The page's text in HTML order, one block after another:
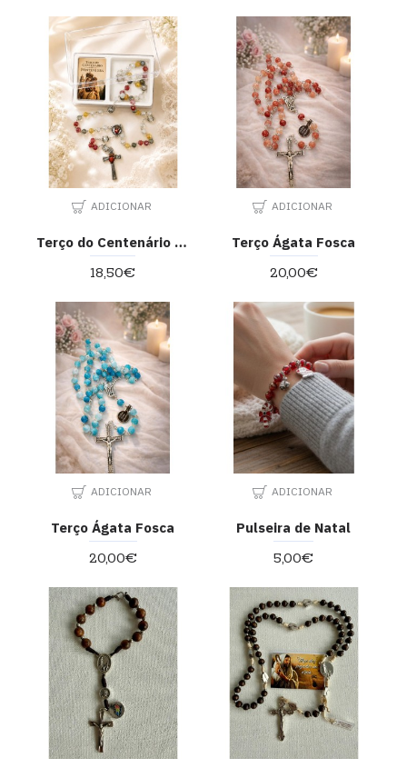
Terço do Centenário de Pontevedra
18,50€
ADICIONAR
Terço Ágata Fosca
20,00€
ADICIONAR
Terço Ágata Fosca
20,00€
ADICIONAR
Pulseira de Natal
5,00€
ADICIONAR